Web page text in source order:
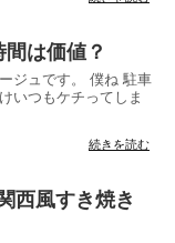
は価値？
ジュです。 僕ね 駐車
いつもケチってしま
続きを読む
西風すき焼き